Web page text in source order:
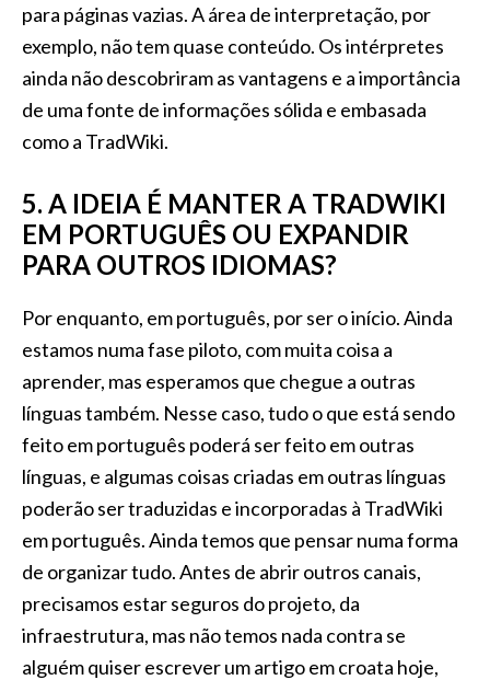
para páginas vazias. A área de interpretação, por
exemplo, não tem quase conteúdo. Os intérpretes
ainda não descobriram as vantagens e a importância
de uma fonte de informações sólida e embasada
como a TradWiki.
5. A IDEIA É MANTER A TRADWIKI
EM PORTUGUÊS OU EXPANDIR
PARA OUTROS IDIOMAS?
Por enquanto, em português, por ser o início. Ainda
estamos numa fase piloto, com muita coisa a
aprender, mas esperamos que chegue a outras
línguas também. Nesse caso, tudo o que está sendo
feito em português poderá ser feito em outras
línguas, e algumas coisas criadas em outras línguas
poderão ser traduzidas e incorporadas à TradWiki
em português. Ainda temos que pensar numa forma
de organizar tudo. Antes de abrir outros canais,
precisamos estar seguros do projeto, da
infraestrutura, mas não temos nada contra se
alguém quiser escrever um artigo em croata hoje,